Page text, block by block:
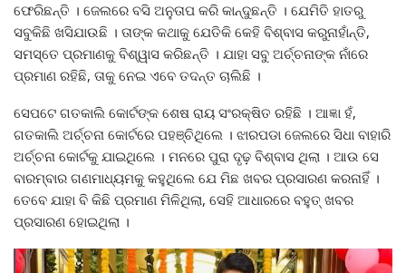
ଫେରିଛନ୍ତି । ଜେଲରେ ବସି ଅନୁତାପ କରି କାନ୍ଦୁଛନ୍ତି । ଯେମିତି ହାତରୁ
ସବୁକିଛି ଖସିଯାଉଛି । ତାଙ୍କ କଥାକୁ ଯେତିକି କେହି ବିଶ୍ବାସ କରୁନାହାଁନ୍ତି,
ସମସ୍ତେ ପ୍ରମାଣକୁ ବିଶ୍ୱାସ କରିଛନ୍ତି । ଯାହା ସବୁ ଅର୍ଚ୍ଚନାଙ୍କ ନାଁରେ
ପ୍ରମାଣ ରହିଛି, ତାକୁ ନେଇ ଏବେ ତଦନ୍ତ ଚାଲିଛି ।
ସେପଟେ ଗତକାଲି କୋର୍ଟଙ୍କ ଶେଷ ରାୟ ସଂରକ୍ଷିତ ରହିଛି । ଆଜ୍ଞା ହଁ,
ଗତକାଲି ଅର୍ଚ୍ଚନା କୋର୍ଟରେ ପହଞ୍ଚିଥିଲେ । ଝାରପଡା ଜେଲରେ ସିଧା ବାହାରି
ଅର୍ଚ୍ଚନା କୋର୍ଟକୁ ଯାଇଥିଲେ । ମନରେ ପୁରା ଦୃଢ଼ ବିଶ୍ବାସ ଥିଲା । ଆଉ ସେ
ବାରମ୍ବାର ଗଣମାଧ୍ୟମକୁ କହୁଥିଲେ ଯେ ମିଛ ଖବର ପ୍ରସାରଣ କରନାହିଁ ।
ତେବେ ଯାହା ବି କିଛି ପ୍ରମାଣ ମିଳିଥିଲା, ସେହି ଆଧାରରେ ବହୁତ୍ ଖବର
ପ୍ରସାରଣ ହୋଇଥିଲା ।